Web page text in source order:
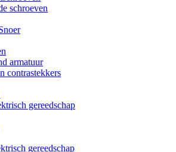
schroeven
armatuur
contrastekkers
gereedschap
gereedschap